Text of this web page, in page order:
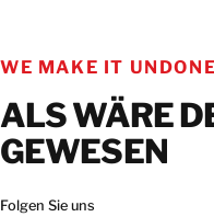
WE MAKE IT UNDONE
ALS WÄRE
GEWESEN
Folgen Sie uns